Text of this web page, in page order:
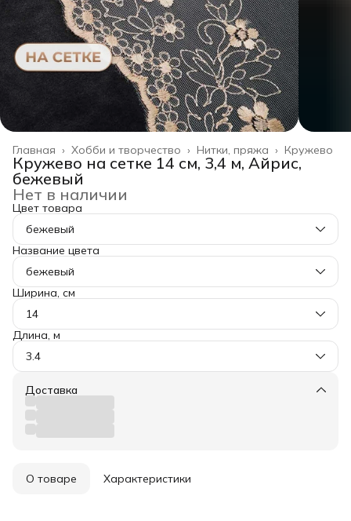
Кружево
Нитки, пряжа ›
Хобби и творчество ›
Главная ›
Кружево на сетке 14 см, 3,4 м, Айрис,
бежевый
Нет в наличии
Цвет товара
бежевый
Название цвета
бежевый
Ширина, см
14
Длина, м
3.4
Доставка
О товаре Характеристики